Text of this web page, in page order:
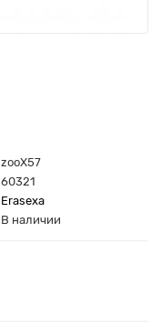
zooX57
60321
Erasexa
В наличии